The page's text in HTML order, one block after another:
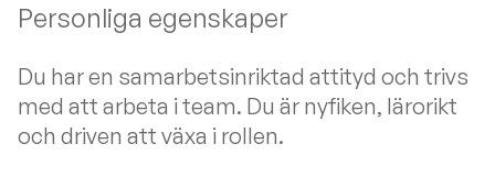
Personliga egenskaper
Du har en samarbetsinriktad attityd och trivs
med att arbeta i team. Du är nyfiken, lärorikt
och driven att växa i rollen.